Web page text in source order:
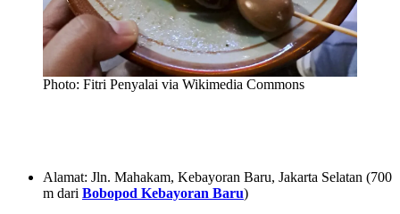
Photo: Fitri Penyalai via Wikimedia Commons
Alamat: Jln. Mahakam, Kebayoran Baru, Jakarta Selatan (700
m dari Bobopod Kebayoran Baru)